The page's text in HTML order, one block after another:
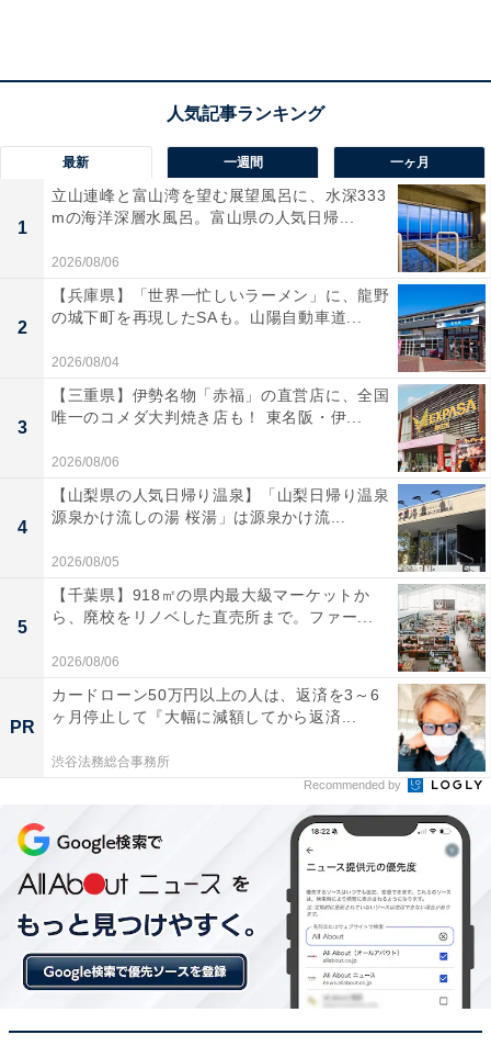
たストレスになります。「そんなことで？」と思われる
かもしれませんが、作業の流れを止めたくないユーザー
にとっては、「手で切れる」ことは大きなメリットで
「手でまっすぐ切れる」緩衝材。本当に切れる？
ダイソーの「手で切れる緩衝材」はマス目状になっている​​​​​​
最新 一週間 一ヶ月
1
立山連峰と富山湾を望む展望風呂に、水深333
mの海洋深層水風呂。富山県の人気日帰...
2026/08/06
2
【兵庫県】「世界一忙しいラーメン」に、龍野
の城下町を再現したSAも。山陽自動車道...
2026/08/04
3
【三重県】伊勢名物「赤福」の直営店に、全国
唯一のコメダ大判焼き店も！ 東名阪・伊...
2026/08/06
4
【山梨県の人気日帰り温泉】「山梨日帰り温泉
源泉かけ流しの湯 桜湯」は源泉かけ流...
2026/08/05
5
【千葉県】918㎡の県内最大級マーケットか
ら、廃校をリノベした直売所まで。ファー...
2026/08/06
PR
カードローン50万円以上の人は、返済を3～6
ヶ月停止して『大幅に減額してから返済...
渋谷法務総合事務所
Recommended by